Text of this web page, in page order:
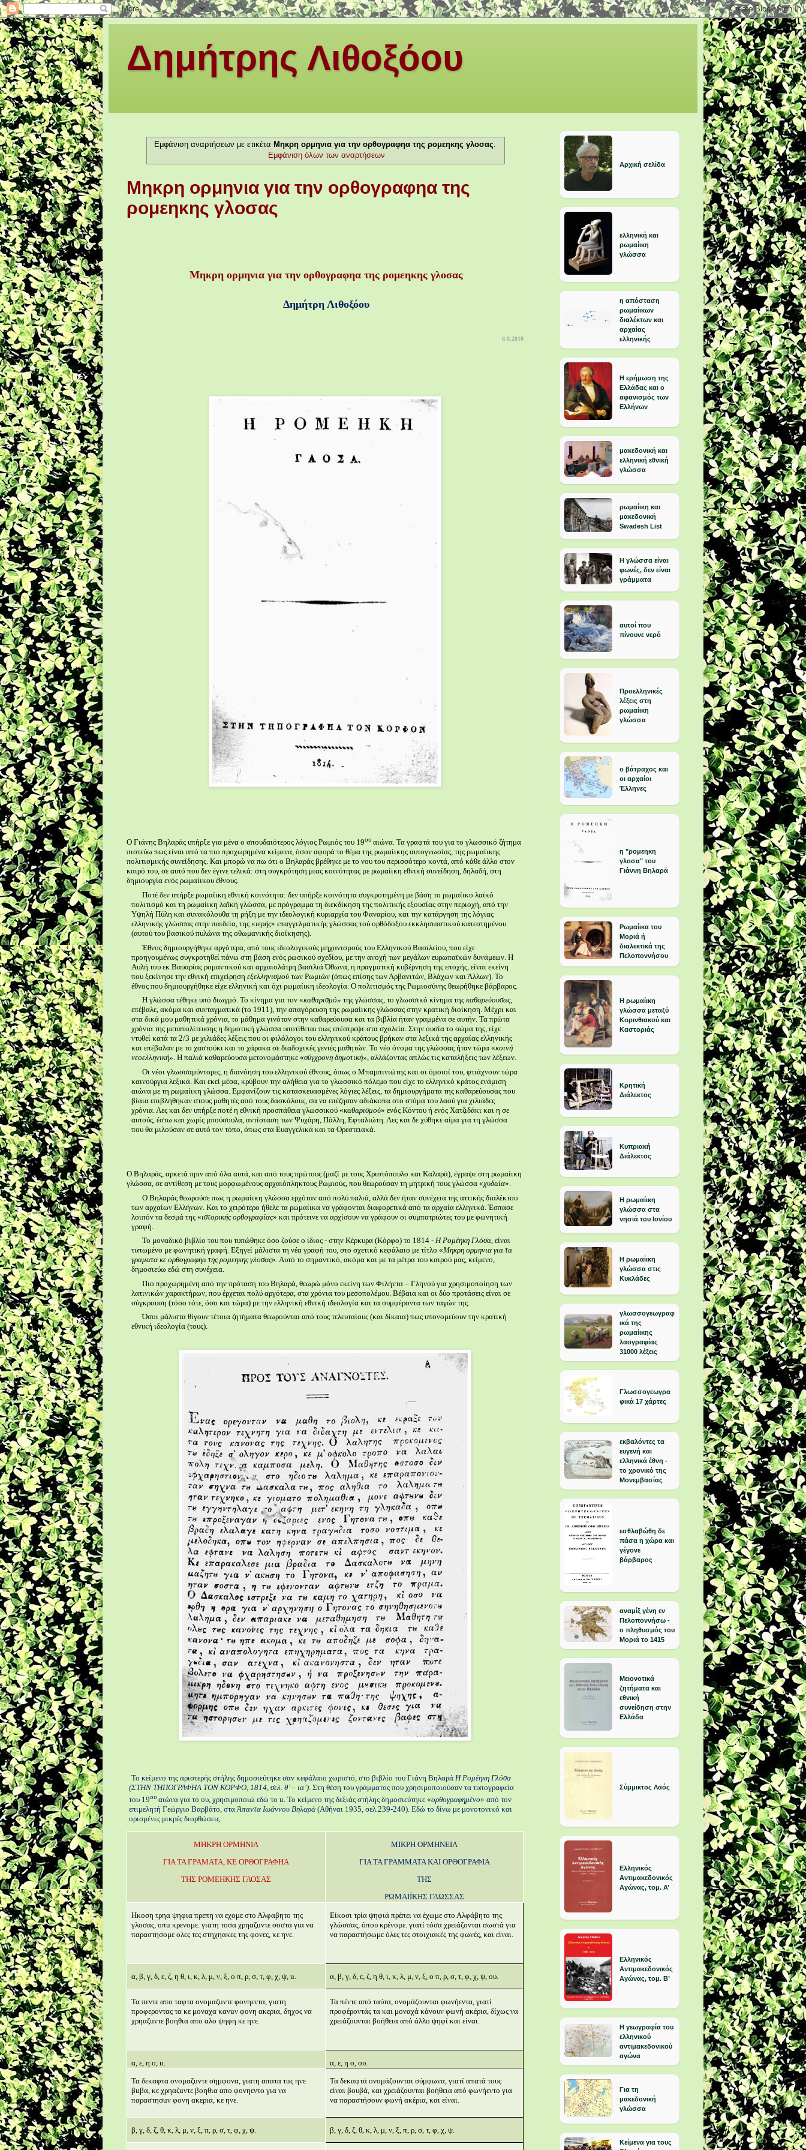
Δημήτρης Λιθοξόου
Εμφάνιση αναρτήσεων με ετικέτα Μηκρη ορμηνια για την ορθογραφηα της ρομεηκης γλοσας
Εμφάνιση όλων των αναρτήσεων
Μηκρη ορμηνια για την ορθογραφηα της
ρομεηκης γλοσας
Μηκρη ορμηνια για την ορθογραφηα της ρομεηκης γλοσας
Δημήτρη Λιθοξόου
8.8.2010
Ο Γιάνης Βηλαράς υπήρξε για μένα ο σπουδαιότερος λόγιος Ρωμιός του 19ου αιώνα. Τα γραφτά του για το γλωσσικό ζήτημα
πιστεύω πως είναι από τα πιο προχωρημένα κείμενα, όσον αφορά το θέμα της ρωμαίικης αυτογνωσίας, της ρωμαίικης
πολιτισμικής συνείδησης. Και μπορώ να πω ότι ο Βηλαράς βρέθηκε με το νου του περισσότερο κοντά, από κάθε άλλο στον
καιρό του, σε αυτό που δεν έγινε τελικά: στη συγκρότηση μιας κοινότητας με ρωμαίικη εθνική συνείδηση, δηλαδή, στη
δημιουργία ενός ρωμαίικου έθνους.
Ποτέ δεν υπήρξε ρωμαίικη εθνική κοινότητα: δεν υπήρξε κοινότητα συγκροτημένη με βάση το ρωμαίικο λαϊκό
πολιτισμό και τη ρωμαίικη λαϊκή γλώσσα, με πρόγραμμα τη διεκδίκηση της πολιτικής εξουσίας στην περιοχή, από την
Υψηλή Πύλη και συνακόλουθα τη ρήξη με την ιδεολογική κυριαρχία του Φαναρίου, και την κατάργηση της λόγιας
ελληνικής γλώσσας στην παιδεία, της «ιερής» επαγγελματικής γλώσσας τού ορθόδοξου εκκλησιαστικού κατεστημένου
(αυτού του βασικού πυλώνα της οθωμανικής διοίκησης).
Έθνος δημιουργήθηκε αργότερα, από τους ιδεολογικούς μηχανισμούς του Ελληνικού Βασιλείου, που είχε
προηγουμένως συγκροτηθεί πάνω στη βάση ενός ρωσικού σχεδίου, με την ανοχή των μεγάλων ευρωπαϊκών δυνάμεων. Η
Αυλή του εκ Βαυαρίας ρομαντικού και αρχαιολάτρη βασιλιά Όθωνα, η πραγματική κυβέρνηση της εποχής, είναι εκείνη
που ξεκίνησε την εθνική επιχείρηση εξελληνισμούτων Ρωμιών (όπως επίσης των Αρβανιτών, Βλάχων και Άλλων). Το
έθνος που δημιουργήθηκε είχε ελληνική και όχι ρωμαίικη ιδεολογία. Ο πολιτισμός της Ρωμιοσύνης θεωρήθηκε βάρβαρος.
Η γλώσσα τέθηκε υπό διωγμό. Το κίνημα για τον «καθαρισμό» της γλώσσας, το γλωσσικό κίνημα τηςκαθαρεύουσας,
επέβαλε, ακόμα και συνταγματικά (το 1911), την απαγόρευση της ρωμαίικης γλώσσας στην κρατική διοίκηση. Μέχρι και
στα δικά μου μαθητικά χρόνια, το μάθημα γινόταν στην καθαρεύουσα και τα βιβλία ήταν γραμμένα σε αυτήν. Τα πρώτα
χρόνια της μεταπολίτευσης η δημοτική γλώσσα υποτίθεται πως επέστρεψε στα σχολεία. Στην ουσία το σώμα της, είχε
ντυθεί κατά τα 2/3 με χιλιάδες λέξεις που οι φιλόλογοι του ελληνικού κράτους βρήκαν στα λεξικά της αρχαίας ελληνικής
και επέβαλαν με το χαστούκι και το χάρακα σε διαδοχικές γενιές μαθητών. Το νέο όνομα της γλώσσας ήταν τώρα «κοινή
νεοελληνική». Η παλιά καθαρεύουσα μετονομάστηκε «σύγχρονη δημοτική», αλλάζοντας απλώς τις καταλήξεις των λέξεων.
Οι νέοι γλωσσαμύντορες, η διανόηση του ελληνικού έθνους, όπως ο Μπαμπινιώτης και οι όμοιοί του, φτιάχνουν τώρα
καινούργια λεξικά. Και εκεί μέσα, κρύβουν την αλήθεια για το γλωσσικό πόλεμο που είχε το ελληνικό κράτος ενάμιση
αιώνα με τη ρωμαίικη γλώσσα. Εμφανίζουν τις κατασκευασμένες λόγιες λέξεις, τα δημιουργήματα της καθαρεύουσας που
βίαια επιβλήθηκαν στους μαθητές από τους δασκάλους, σα να επέζησαν αδιάκοπα στο στόμα του λαού για χιλιάδες
χρόνια. Λες και δεν υπήρξε ποτέ η εθνική προσπάθεια γλωσσικού «καθαρισμού» ενός Κόντου ή ενός Χατζιδάκι και η σε
αυτούς, έστω και χωρίς μπούσουλα, αντίσταση των Ψυχάρη, Πάλλη, Εφταλιώτη. Λες και δε χύθηκε αίμα για τη γλώσσα
που θα μιλούσαν σε αυτό τον τόπο, όπως στα Ευαγγελικά και τα Ορεστειακά.
Ο Βηλαράς, αρκετά πριν από όλα αυτά, και από τους πρώτους (μαζί με τους Χριστόπουλο και Καλαρά), έγραψε στη ρωμαίικη
γλώσσα, σε αντίθεση με τους μορφωμένους αρχαιόπληκτους Ρωμιούς, που θεωρούσαν τη μητρική τους γλώσσα «χυδαία».
Ο Βηλαράς θεωρούσε πως η ρωμαίικη γλώσσα ερχόταν από πολύ παλιά, αλλά δεν ήταν συνέχεια της αττικής διαλέκτου
των αρχαίων Ελλήνων. Και το χειρότερο ήθελε τα ρωμαίικα να γράφονται διαφορετικά από τα αρχαία ελληνικά. Έσπασε
λοιπόν τα δεσμά της «ιστορικής ορθογραφίας» και πρότεινε να αρχίσουν να γράφουν οι συμπατριώτες του με φωνητική
γραφή.
Το μοναδικό βιβλίο του που τυπώθηκε όσο ζούσε ο ίδιος - στην Κέρκυρα (Κόρφο) το 1814 -Η Ρομέηκη Γλόσα, είναι
τυπωμένο με φωνητική γραφή. Εξηγεί μάλιστα τη νέα γραφή του, στο σχετικό κεφάλαιο με τίτλο «Μηκρη ορμηνια για τα
γραματα κε ορθογραφηα της ρομεηκης γλοσας». Αυτό το σημαντικό, ακόμα και με τα μέτρα του καιρού μας, κείμενο,
δημοσιεύω εδώ στη συνέχεια.
Πιο προχωρημένη από την πρόταση του Βηλαρά, θεωρώ μόνο εκείνη των Φιλήντα – Γληνού για χρησιμοποίηση των
λατινικών χαρακτήρων, που έρχεται πολύ αργότερα, στα χρόνια του μεσοπολέμου. Βέβαια και οι δύο προτάσεις είναι σε
σύγκρουση (τόσο τότε, όσο και τώρα) με την ελληνική εθνική ιδεολογία και τα συμφέροντα των ταγών της.
Όσοι μάλιστα θίγουν τέτοια ζητήματα θεωρούνται από τους τελευταίους (και δίκαια) πως υπονομεύουν την κρατική
εθνική ιδεολογία (τους).
Το κείμενο της αριστερής στήλης δημοσιεύτηκε σαν κεφάλαιο χωριστό, στο βιβλίο του Γιάνη Βηλαρά Η Ρομέηκη Γλόσα
(ΣΤΗΝ ΤΗΠΟΓΡΑΦΗΑ ΤΟΝ ΚΟΡΦΟ, 1814, σελ. θ’ – ια’). Στη θέση του γράμματος που χρησιμοποιούσαν τα τυπογραφεία
του 19ουαιώνα για το ου, χρησιμοποιώ εδώ το u. Το κείμενο της δεξιάς στήλης δημοσιεύτηκε «ορθογραφημένο» από τον
επιμελητή Γεώργιο Βαρβάτο, στα Άπαντα Ιωάννου Βηλαρά(Αθήναι 1935, σελ.239-240). Εδώ το δίνω με μονοτονικό και
ορισμένες μικρές διορθώσεις.
ΜΗΚΡΗ ΟΡΜΗΝΙΑ
ΓΙΑ ΤΑ ΓΡΑΜΑΤΑ, ΚΕ ΟΡΘΟΓΡΑΦΗΑ
ΤΗΣ ΡΟΜΕΗΚΗΣ ΓΛΟΣΑΣ
ΜΙΚΡΗ ΟΡΜΗΝΕΙΑ
ΓΙΑ ΤΑ ΓΡΑΜΜΑΤΑ ΚΑΙ ΟΡΘΟΓΡΑΦΙΑ
ΤΗΣ
ΡΩΜΑΙΪΚΗΣ ΓΛΩΣΣΑΣ
Ηκοση τρηα ψηφια πρεπη να εχομε στο Αλφαβητο της
γλοσας, οπu κρενομε. γιατη τοσα χρηαζuντε σοστα για να
παραστησομε ολες τες στηχηακες της φονες, κε ηνε.
Είκοσι τρία ψηφιά πρέπει να έχωμε στο Αλφάβητο της
γλώσσας, όπου κρένομε. γιατί τόσα χρειάζονται σωστά για
να παραστήσωμε όλες τες στοιχιακές της φωνές, και είναι.
α, β, γ, δ, ε, ζ, η θ, ι, κ, λ, μ, ν, ξ, ο π, ρ, σ, τ, φ, χ, ψ, u. α, β, γ, δ, ε, ζ, η θ, ι, κ, λ, μ, ν, ξ, ο π, ρ, σ, τ, φ, χ, ψ, ου.
Τα πεντε απο ταφτα ονομαζuντε φονηεντα, γιατη
προφεροντας τα κε μοναχα κανuν φονη ακερια, δηχος να
χρηαζuντε βοηθια απο αλο ψηφη κε ηνε.
Τα πέντε από ταύτα, ονομάζουνται φωνήεντα, γιατί
προφέροντάς τα και μοναχά κάνουν φωνή ακέρια, δίχως να
χρειάζουνται βοήθεια από άλλο ψηφί και είναι.
α, ε, η ο, u.
α, ε, η ο, ου.
Τα δεκαφτα ονομαζuντε σημφονα, γιατη απατα τuς ηνε
βuβα, κε χρηαζuντε βοηθια απο φονηεντο για να
παραστησuν φονη ακερια, κε ηνε.
Τα δεκαφτά ονομάζουνται σύμφωνα, γιατί απατά τους
είναι βουβά, και χρειάζουνται βοήθεια από φωνήεντο για
να παραστήσουν φωνή ακέρια, και είναι.
β, γ, δ, ζ, θ, κ, λ, μ, ν, ξ, π, ρ, σ, τ, φ, χ, ψ. β, γ, δ, ζ, θ, κ, λ, μ, ν, ξ, π, ρ, σ, τ, φ, χ, ψ.
Αρχική σελίδα
ελληνική και
ρωμαίικη
γλώσσα
η απόσταση
ρωμαίικων
διαλέκτων και
αρχαίας
ελληνικής
Η ερήμωση της
Ελλάδας και ο
αφανισμός των
Ελλήνων
μακεδονική και
ελληνική εθνική
γλώσσα
ρωμαίικη και
μακεδονική
Swadesh List
Η γλώσσα είναι
φωνές, δεν είναι
γράμματα
αυτοί που
πίνουνε νερό
Προελληνικές
λέξεις στη
ρωμαίικη
γλώσσα
ο βάτραχος και
οι αρχαίοι
Έλληνες
η "ρομεηκη
γλοσα" του
Γιάννη Βηλαρά
Ρωμαίικα του
Μοριά ή
διαλεκτικά της
Πελοποννήσου
Η ρωμαίικη
γλώσσα μεταξύ
Κορινθιακού και
Καστοριάς
Κρητική
Διάλεκτος
Κυπριακή
Διάλεκτος
Η ρωμαίικη
γλώσσα στα
νησιά του Ιονίου
Η ρωμαίικη
γλώσσα στις
Κυκλάδες
γλωσσογεωγραφ
ικά της
ρωμαίικης
λαογραφίας
31000 λέξεις
Γλωσσογεωγρα
φικά 17 χάρτες
εκβαλόντες τα
ευγενή και
ελληνικά έθνη -
το χρονικό της
Μονεμβασίας
εσθλαβώθη δε
πάσα η χώρα και
γέγονε
βάρβαρος
αναμίξ γένη εν
Πελοποννήσω -
ο πληθυσμός του
Μοριά το 1415
Μειονοτικά
ζητήματα και
εθνική
συνείδηση στην
Ελλάδα
Σύμμικτος Λαός
Ελληνικός
Αντιμακεδονικός
Αγώνας, τομ. Α’
Ελληνικός
Αντιμακεδονικός
Αγώνας, τομ. Β’
Η γεωγραφία του
ελληνικού
αντιμακεδονικού
αγώνα
Για τη
μακεδονική
γλώσσα
Κείμενα για τους